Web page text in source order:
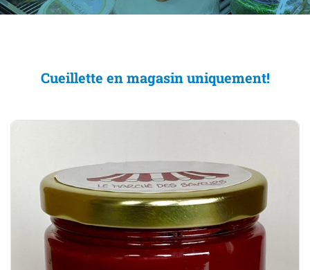
Cueillette en magasin uniquement!